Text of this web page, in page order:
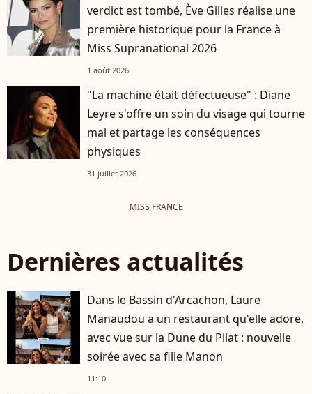
verdict est tombé, Ève Gilles réalise une
première historique pour la France à
Miss Supranational 2026
1 août 2026
"La machine était défectueuse" : Diane
Leyre s'offre un soin du visage qui tourne
mal et partage les conséquences
physiques
31 juillet 2026
MISS FRANCE
Dernières actualités
Dans le Bassin d'Arcachon, Laure
Manaudou a un restaurant qu'elle adore,
avec vue sur la Dune du Pilat : nouvelle
soirée avec sa fille Manon
11:10